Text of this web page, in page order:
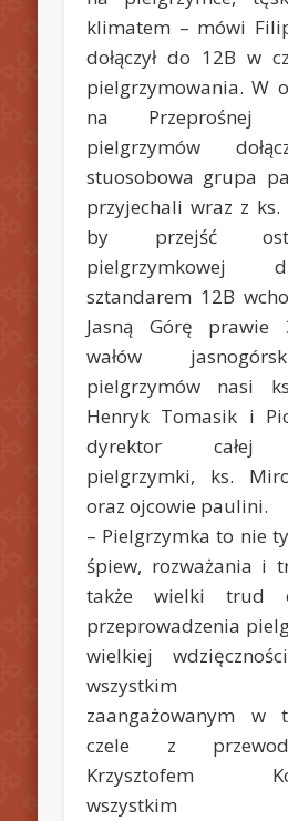
klimatem – mówi
dołączył do 12B w
pielgrzymowania. W
na Przeprośnej
pielgrzymów
stuosobowa grupa
przyjechali wraz z ks.
by przejść
pielgrzymkowej
sztandarem 12B
Jasną Górę prawie
wałów
pielgrzymów nasi
Henryk Tomasik i
dyrektor całej
pielgrzymki, ks.
oraz ojcowie paulini.
– Pielgrzymka to nie
śpiew, rozważania i
także wielki trud
przeprowadzenia
wielkiej
wszystkim
zaangażowanym w
czele z
Krzysztofem
wszystkim